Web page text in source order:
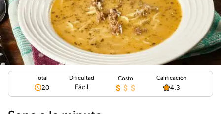
Total
20
Dificultad
Fácil
Costo Calificación
4.3